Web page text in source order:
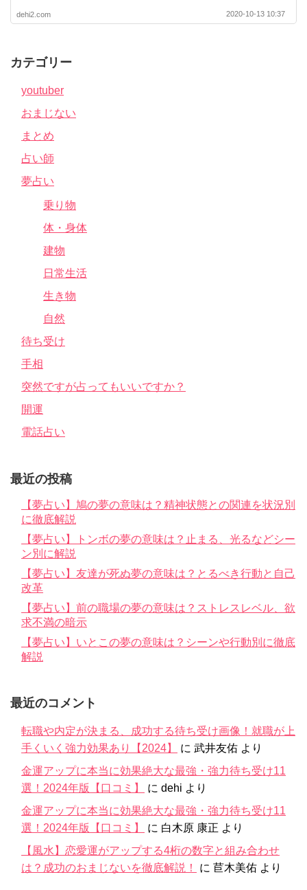
dehi2.com 2020-10-13 10:37
カテゴリー
youtuber
おまじない
まとめ
占い師
夢占い
乗り物
体・身体
建物
日常生活
生き物
自然
待ち受け
手相
突然ですが占ってもいいですか？
開運
電話占い
最近の投稿
【夢占い】鳩の夢の意味は？精神状態との関連を状況別
に徹底解説
【夢占い】トンボの夢の意味は？止まる、光るなどシー
ン別に解説
【夢占い】友達が死ぬ夢の意味は？とるべき行動と自己
改革
【夢占い】前の職場の夢の意味は？ストレスレベル、欲
求不満の暗示
【夢占い】いとこの夢の意味は？シーンや行動別に徹底
解説
最近のコメント
転職や内定が決まる、成功する待ち受け画像！就職が上
手くいく強力効果あり【2024】
に 武井友佑 より
金運アップに本当に効果絶大な最強・強力待ち受け11
選！2024年版【口コミ】
に dehi より
金運アップに本当に効果絶大な最強・強力待ち受け11
選！2024年版【口コミ】
に 白木原 康正 より
【風水】恋愛運がアップする4桁の数字と組み合わせ
は？成功のおまじないを徹底解説！
に 苣木美佑 より